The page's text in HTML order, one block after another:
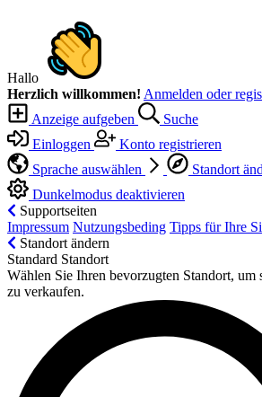
Hallo
Herzlich willkommen! Anmelden oder
Anzeige aufgeben
Suche
Einloggen
Konto registrieren
Sprache auswählen
Standort
Dunkelmodus deaktivieren
Supportseiten
Impressum Nutzungsbeding Tipps für Ihre
Standort ändern
Standard Standort
Wählen Sie Ihren bevorzugten Standort, um
zu verkaufen.